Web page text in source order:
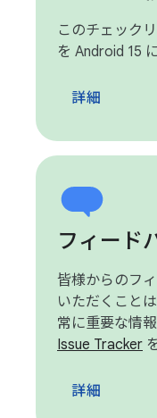
このチェック
を Android 15
詳細
フィード
皆様からのフ
いただくこと
常に重要な情
Issue Tracker
詳細